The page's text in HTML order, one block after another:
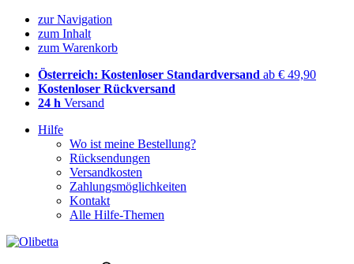
zur Navigation
zum Inhalt
zum Warenkorb
Österreich: Kostenloser Standardversand ab € 49,90
Kostenloser Rückversand
24 h Versand
Hilfe
Wo ist meine Bestellung?
Rücksendungen
Versandkosten
Zahlungsmöglichkeiten
Kontakt
Alle Hilfe-Themen